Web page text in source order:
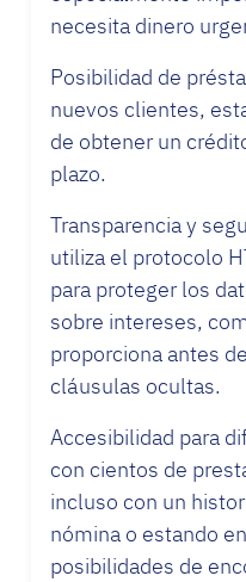
necesita dinero
Posibilidad de
nuevos clientes,
de obtener un
plazo.
Transparencia y
utiliza el protocolo
para proteger los
sobre intereses,
proporciona antes
cláusulas ocultas.
Accesibilidad para
con cientos de
incluso con un
nómina o estando
posibilidades de